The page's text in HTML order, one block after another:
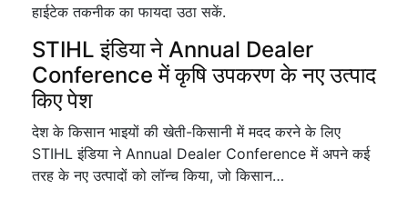
हाईटेक तकनीक का फायदा उठा सकें.
STIHL इंडिया ने Annual Dealer
Conference में कृषि उपकरण के नए उत्पाद
किए पेश
देश के किसान भाइयों की खेती-किसानी में मदद करने के लिए
STIHL इंडिया ने Annual Dealer Conference में अपने कई
तरह के नए उत्पादों को लॉन्च किया, जो किसान…